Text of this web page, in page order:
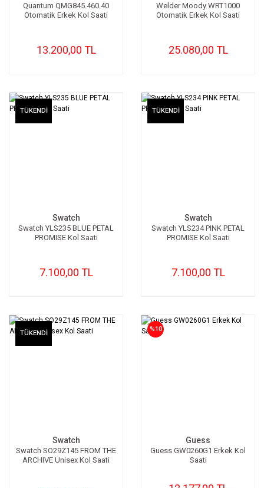
Quantum QMG845.460.40
Otomatik Erkek Kol Saati
13.200,00 TL
Welder Moody WRT1000
Otomatik Erkek Kol Saati
25.080,00 TL
TÜKENDİ
Swatch
Swatch YLS235 BLUE PETAL
PROMISE Kol Saati
7.100,00 TL
TÜKENDİ
Swatch
Swatch YLS234 PINK PETAL
PROMISE Kol Saati
7.100,00 TL
TÜKENDİ
Swatch
Swatch SO29Z145 FROM THE
ARCHIVE Unisex Kol Saati
%10
Guess
Guess GW0260G1 Erkek Kol
Saati